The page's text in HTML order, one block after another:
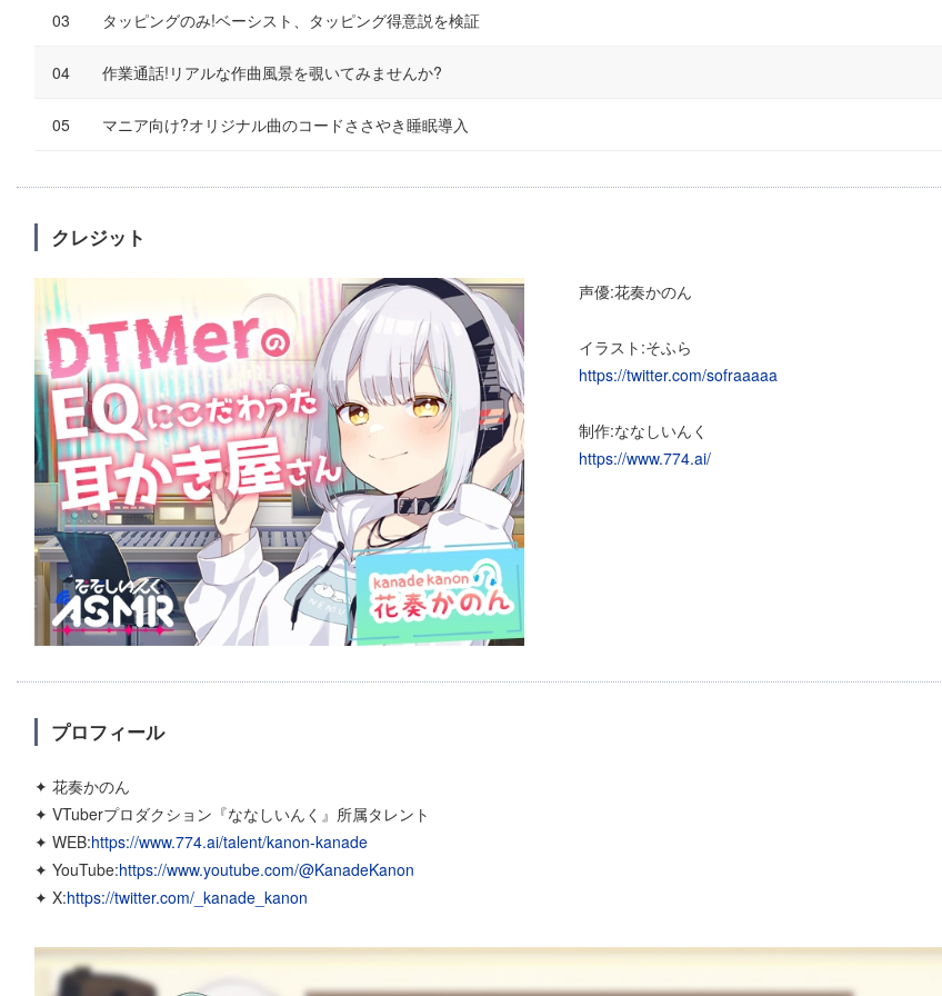
タッピングのみ!ベーシスト、タッピング得意説を検証
作業通話!リアルな作曲風景を覗いてみませんか?
マニア向け?オリジナル曲のコードささやき睡眠導入
クレジット
声優:花奏かのん
イラスト:そふら
https://twitter.com/sofraaaaa
制作:ななしいんく
https://www.774.ai/
プロフィール
✦ 花奏かのん
✦ VTuberプロダクション『ななしいんく』所属タレント
✦ WEB:https://www.774.ai/talent/kanon-kanade
✦ YouTube:https://www.youtube.com/@KanadeKanon
✦ X:https://twitter.com/_kanade_kanon